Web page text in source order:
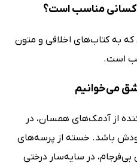
مناسب است؟
به کتاب‌های اخلاقی و متون
است.
می‌خوانیم
از آدمک‌های همسان، در
باشد. خسته از پرسه‌های
در سایه‌سار درختی